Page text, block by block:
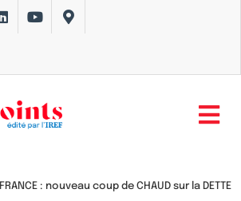
FRANCE : nouveau coup de CHAUD sur la DETTE